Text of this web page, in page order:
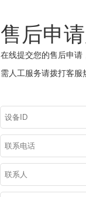
售后申
在线提交您的售后申请
需人工服务请拨打客服